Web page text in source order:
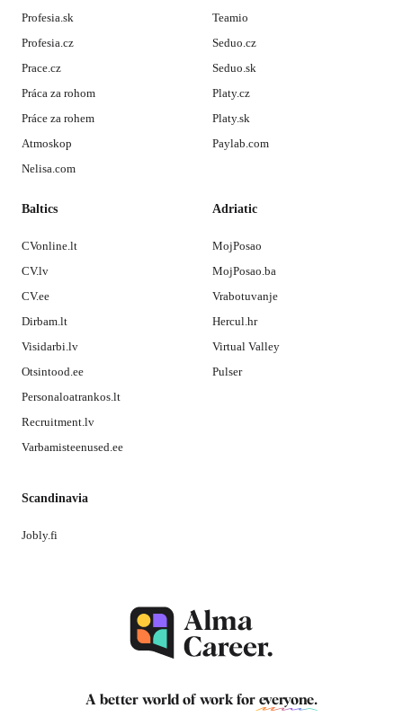
Profesia.sk
Profesia.cz
Prace.cz
Práca za rohom
Práce za rohem
Atmoskop
Nelisa.com
Teamio
Seduo.cz
Seduo.sk
Platy.cz
Platy.sk
Paylab.com
Baltics
CVonline.lt
CV.lv
CV.ee
Dirbam.lt
Visidarbi.lv
Otsintood.ee
Personaloatrankos.lt
Recruitment.lv
Varbamisteenused.ee
Adriatic
MojPosao
MojPosao.ba
Vrabotuvanje
Hercul.hr
Virtual Valley
Pulser
Scandinavia
Jobly.fi
A better world of work for everyone.